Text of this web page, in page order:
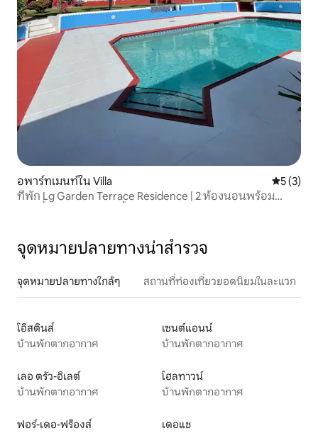
อพาร์ทเมนท์ใน Villa คะแนนเฉ
5 (3)
ที่พัก Lg Garden Terrace Residence | 2 ห้องนอนพร้อม
จุดหมายปลายทางน่าสำรวจ
จุดหมายปลายทางใกล้ๆ สถานที่ท่องเที่ยวยอดนิยมในละแวก
โอิสตินส์
บ้านพักตากอากาศ
เซนต์แอนน์
บ้านพักตากอากาศ
เลอ ตรัว-อิเลต์
บ้านพักตากอากาศ
โฮลทาวน์
บ้านพักตากอากาศ
ฟอร์-เดอ-ฟร็องส์
เดอแช